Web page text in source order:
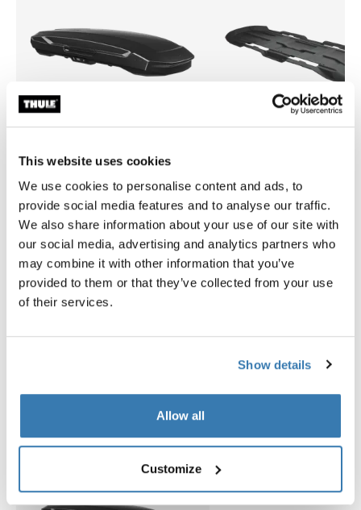
This website uses cookies
We use cookies to personalise content and ads, to
provide social media features and to analyse our traffic.
We also share information about your use of our site with
our social media, advertising and analytics partners who
may combine it with other information that you’ve
provided to them or that they’ve collected from your use
of their services.
Show details
Allow all
Customize
Thule Motion 3 XXL Low
coffre de toit noir brillant
1 049,95 €
Thule Motion 3 box liner
doublure de coffre de toit
149,95 €